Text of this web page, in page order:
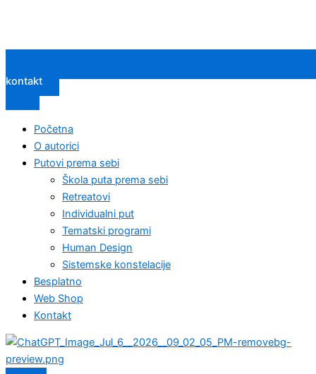
kontakt
Početna
O autorici
Putovi prema sebi
Škola puta prema sebi
Retreatovi
Individualni put
Tematski programi
Human Design
Sistemske konstelacije
Besplatno
Web Shop
Kontakt